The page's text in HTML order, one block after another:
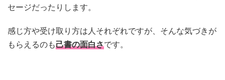
セージだったりします。
感じ方や受け取り方は人それぞれですが、そんな気づきが
もらえるのも己書の面白さです。